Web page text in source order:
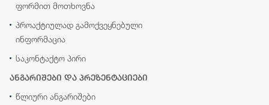
ფორმით მოთხოვნა
პროაქტიულად გამოქვეყნებული
ინფორმაცია
საკონტაქტო პირი
ანგარიშები და პრეზენტაციები
წლიური ანგარიშები